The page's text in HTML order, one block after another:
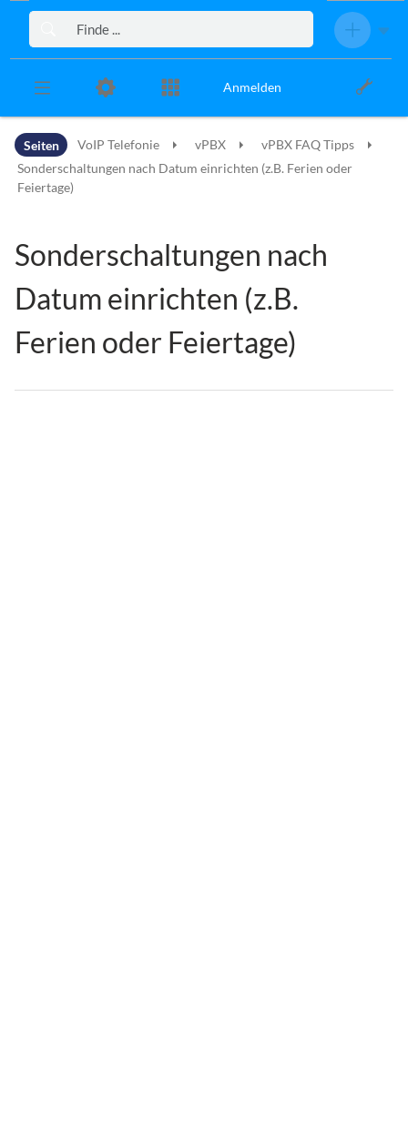
Zur Kopfleiste
Zur Hauptnavigation
Zu den Seitenwerkzeugen
Anmelden
Seiten VoIP Telefonie vPBX
vPBX FAQ Tipps
Sonderschaltungen nach Datum einrichten (z.B. Ferien oder
Feiertage)
Sonderschaltungen nach
Datum einrichten (z.B.
Ferien oder Feiertage)